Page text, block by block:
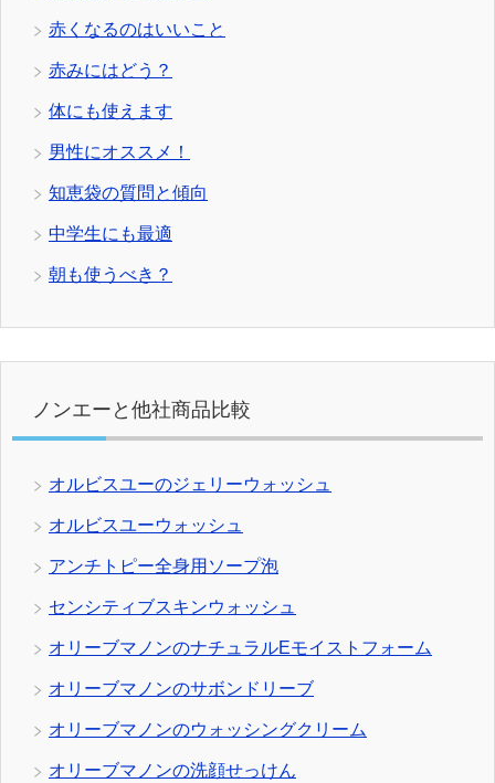
赤くなるのはいいこと
赤みにはどう？
体にも使えます
男性にオススメ！
知恵袋の質問と傾向
中学生にも最適
朝も使うべき？
ノンエーと他社商品比較
オルビスユーのジェリーウォッシュ
オルビスユーウォッシュ
アンチトピー全身用ソープ泡
センシティブスキンウォッシュ
オリーブマノンのナチュラルEモイストフォーム
オリーブマノンのサボンドリーブ
オリーブマノンのウォッシングクリーム
オリーブマノンの洗顔せっけん